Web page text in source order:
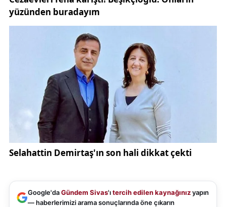
Google'daGündem Sivas'ıtercih edilen kaynağınızyapın
— haberlerimizi arama sonuçlarında öne çıkarın